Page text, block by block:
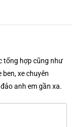
tổng hợp cũng như
ben, xe chuyên
anh em gần xa.